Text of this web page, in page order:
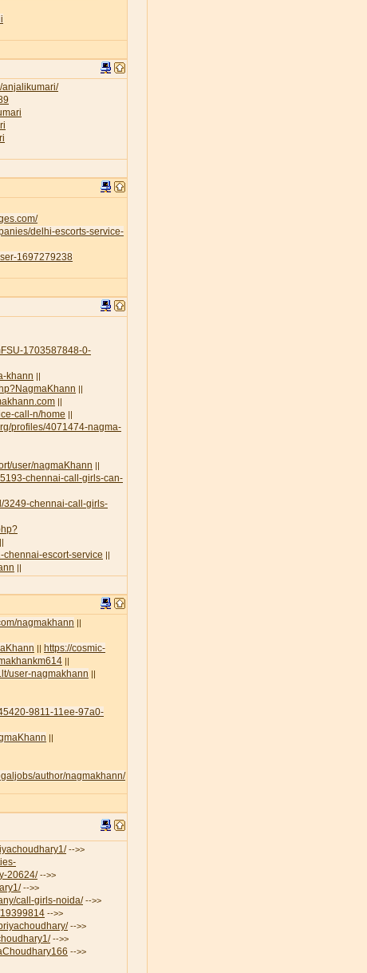
anjalikumari/
delhi-escorts-service-
1697279238
1703587848-0-
khann ||
||
||
call-n/home ||
profiles/4071474-nagma-
user/nagmaKhann ||
chennai-call-girls-can-
3249-chennai-call-girls-
chennai-escort-service ||
||
nagmakhann ||
|| https://cosmic-
||
user-nagmakhann ||
9811-11ee-97a0-
||
author/nagmakhann/
-->>
20624/-->>
-->>
call-girls-noida/-->>
-->>
-->>
-->>
-->>